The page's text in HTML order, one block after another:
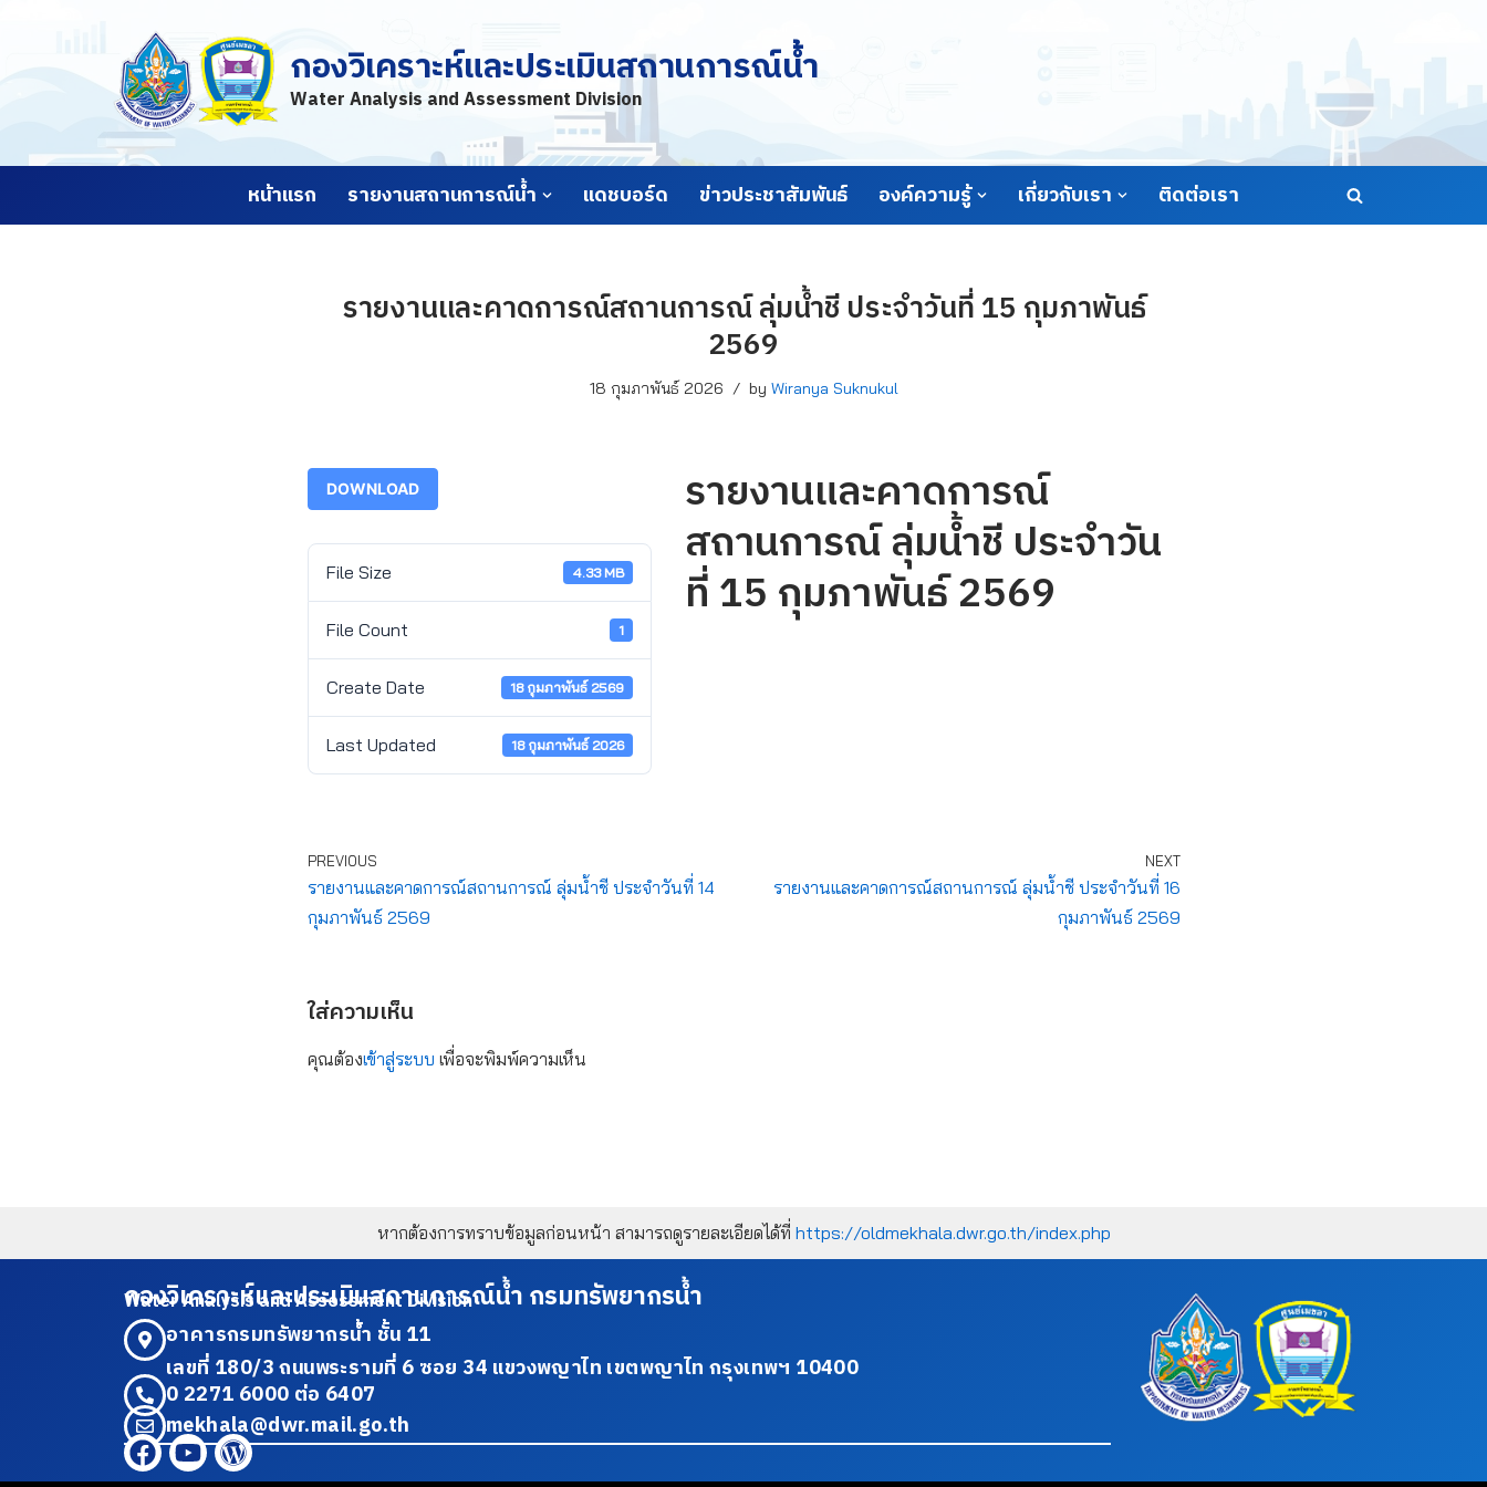
กองวิเคราะห์และประเมินสถานการณ์น้ำ
Water Analysis and Assessment Division
หน้าแรก รายงานสถานการณ์น้ำ แดชบอร์ด ข่าวประชาสัมพันธ์ องค์ความรู้ เกี่ยวกับเรา ติดต่อเรา
รายงานและคาดการณ์สถานการณ์ ลุ่มน้ำชี ประจำวันที่ 15 กุมภาพันธ์
2569
18 กุมภาพันธ์ 2026 by Wiranya Suknukul
DOWNLOAD
File Size 4.33 MB
File Count 1
Create Date 18 กุมภาพันธ์ 2569
Last Updated 18 กุมภาพันธ์ 2026
รายงานและคาดการณ์
สถานการณ์ ลุ่มน้ำชี ประจำวัน
ที่ 15 กุมภาพันธ์ 2569
PREVIOUS
รายงานและคาดการณ์สถานการณ์ ลุ่มน้ำชี ประจำวันที่ 14
กุมภาพันธ์ 2569
NEXT
รายงานและคาดการณ์สถานการณ์ ลุ่มน้ำชี ประจำวันที่ 16
กุมภาพันธ์ 2569
ใส่ความเห็น
คุณต้องเข้าสู่ระบบ เพื่อจะพิมพ์ความเห็น
หากต้องการทราบข้อมูลก่อนหน้า สามารถดูรายละเอียดได้ที่ https://oldmekhala.dwr.go.th/index.php
กองวิเคราะห์และประเมินสถานการณ์น้ำ กรมทรัพยากรน้ำ
Water Analysis and Assessment Division
อาคารกรมทรัพยากรน้ำ ชั้น 11
เลขที่ 180/3 ถนนพระรามที่ 6 ซอย 34 แขวงพญาไท เขตพญาไท กรุงเทพฯ 10400
0 2271 6000 ต่อ 6407
mekhala@dwr.mail.go.th